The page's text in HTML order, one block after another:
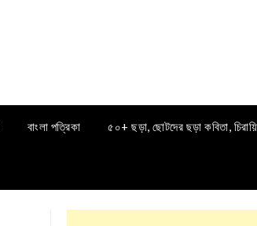
বাংলা পত্রিকা ৫০+ ছড়া, ছোটদের ছড়া কবিতা,